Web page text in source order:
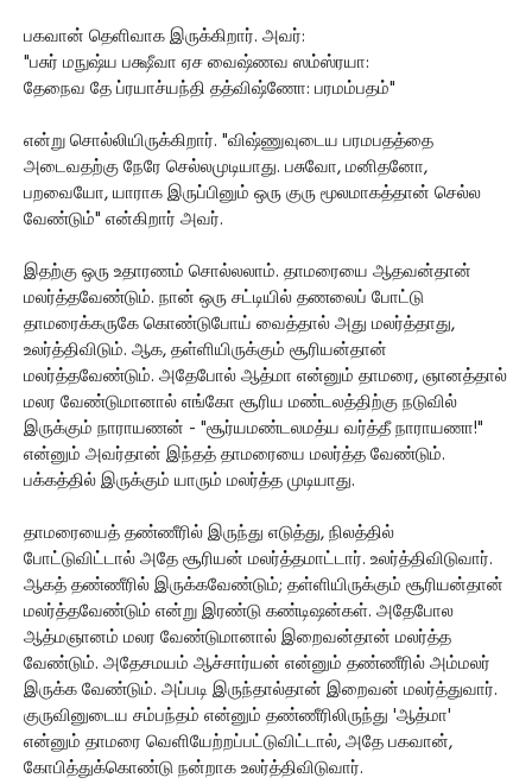
பகவான் தெளிவாக இருக்கிறார். அவர்:
"பசுர் மநுஷ்ய பக்ஷீவா ஏச வைஷ்ணவ ஸம்ஸ்ரயா:
தேநைவ தே ப்ரயாச்யந்தி தத்விஷ்ணோ: பரமம்பதம்"
என்று சொல்லியிருக்கிறார். "விஷ்ணுவுடைய பரமபதத்தை
அடைவதற்கு நேரே செல்லமுடியாது. பசுவோ, மனிதனோ,
பறவையோ, யாராக இருப்பினும் ஒரு குரு மூலமாகத்தான் செல்ல
வேண்டும்" என்கிறார் அவர்.
இதற்கு ஒரு உதாரணம் சொல்லலாம். தாமரையை ஆதவன்தான்
மலர்த்தவேண்டும். நான் ஒரு சட்டியில் தணலைப் போட்டு
தாமரைக்கருகே கொண்டுபோய் வைத்தால் அது மலர்த்தாது,
உலர்த்திவிடும். ஆக, தள்ளியிருக்கும் சூரியன்தான்
மலர்த்தவேண்டும். அதேபோல் ஆத்மா என்னும் தாமரை, ஞானத்தால்
மலர வேண்டுமானால் எங்கோ சூரிய மண்டலத்திற்கு நடுவில்
இருக்கும் நாராயணன் - "சூர்யமண்டலமத்ய வர்த்தீ நாராயணா!"
என்னும் அவர்தான் இந்தத் தாமரையை மலர்த்த வேண்டும்.
பக்கத்தில் இருக்கும் யாரும் மலர்த்த முடியாது.
தாமரையைத் தண்ணீரில் இருந்து எடுத்து, நிலத்தில்
போட்டுவிட்டால் அதே சூரியன் மலர்த்தமாட்டார். உலர்த்திவிடுவார்.
ஆகத் தண்ணீரில் இருக்கவேண்டும்; தள்ளியிருக்கும் சூரியன்தான்
மலர்த்தவேண்டும் என்று இரண்டு கண்டிஷன்கள். அதேபோல
ஆத்மஞானம் மலர வேண்டுமானால் இறைவன்தான் மலர்த்த
வேண்டும். அதேசமயம் ஆச்சார்யன் என்னும் தண்ணீரில் அம்மலர்
இருக்க வேண்டும். அப்படி இருந்தால்தான் இறைவன் மலர்த்துவார்.
குருவினுடைய சம்பந்தம் என்னும் தண்ணீரிலிருந்து 'ஆத்மா'
என்னும் தாமரை வெளியேற்றப்பட்டுவிட்டால், அதே பகவான்,
கோபித்துக்கொண்டு நன்றாக உலர்த்திவிடுவார்.